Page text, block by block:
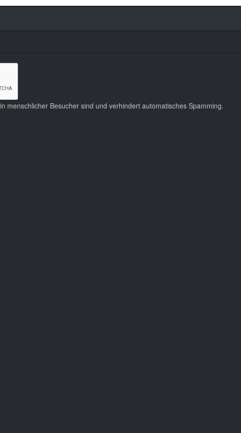
menschlicher Besucher sind und verhindert automatisches Spamming.